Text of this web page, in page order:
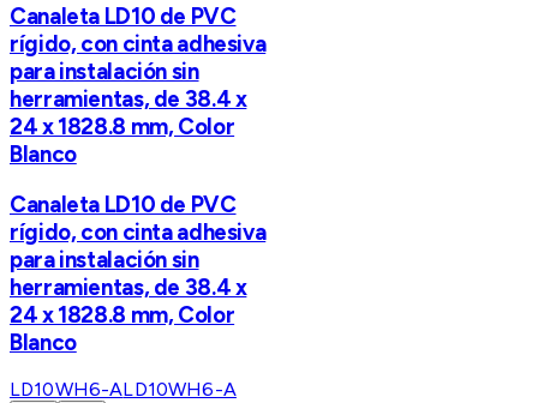
Canaleta LD10 de PVC
rígido, con cinta adhesiva
para instalación sin
herramientas, de 38.4 x
24 x 1828.8 mm, Color
Blanco
Canaleta LD10 de PVC
rígido, con cinta adhesiva
para instalación sin
herramientas, de 38.4 x
24 x 1828.8 mm, Color
Blanco
LD10WH6-ALD10WH6-A